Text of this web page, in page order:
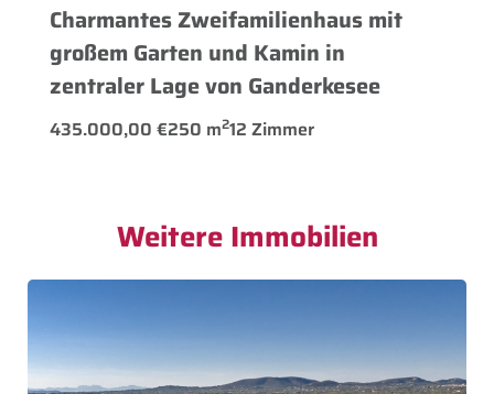
Charmantes Zweifamilienhaus mit
großem Garten und Kamin in
zentraler Lage von Ganderkesee
435.000,00 €250 m212 Zimmer
Weitere Immobilien